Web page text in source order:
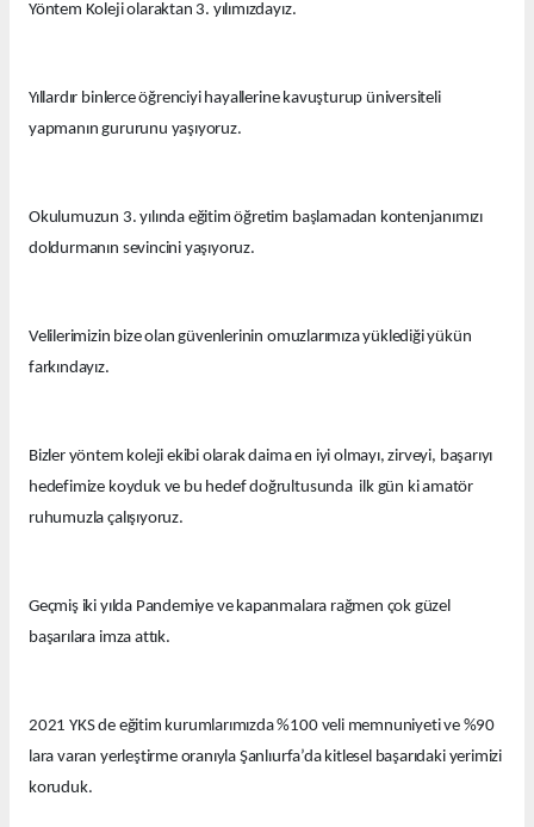
Yöntem Koleji olaraktan 3. yılımızdayız.
Yıllardır binlerce öğrenciyi hayallerine kavuşturup üniversiteli
yapmanın gururunu yaşıyoruz.
Okulumuzun 3. yılında eğitim öğretim başlamadan kontenjanımızı
doldurmanın sevincini yaşıyoruz.
Velilerimizin bize olan güvenlerinin omuzlarımıza yüklediği yükün
farkındayız.
Bizler yöntem koleji ekibi olarak daima en iyi olmayı, zirveyi, başarıyı
hedefimize koyduk ve bu hedef doğrultusunda ilk gün ki amatör
ruhumuzla çalışıyoruz.
Geçmiş iki yılda Pandemiye ve kapanmalara rağmen çok güzel
başarılara imza attık.
2021 YKS de eğitim kurumlarımızda %100 veli memnuniyeti ve %90
lara varan yerleştirme oranıyla Şanlıurfa’da kitlesel başarıdaki yerimizi
koruduk.